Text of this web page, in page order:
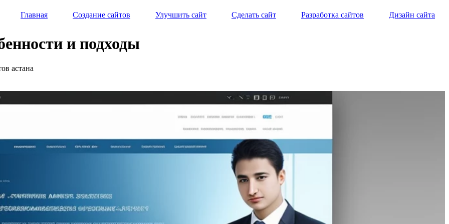
Главная Создание сайтов Улучшить сайт Сделать сайт Разработка сайтов Дизайн сайта
и подходы
астана